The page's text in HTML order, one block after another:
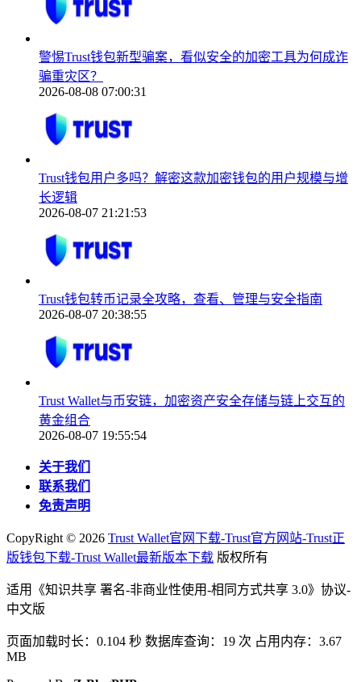
警惕Trust钱包新型骗案，看似安全的加密工具为何成诈
骗重灾区？
2026-08-08 07:00:31
Trust钱包用户多吗？解密这款加密钱包的用户规模与增
长逻辑
2026-08-07 21:21:53
Trust钱包转币记录全攻略，查看、管理与安全指南
2026-08-07 20:38:55
Trust Wallet与币安链，加密资产安全存储与链上交互的
黄金组合
2026-08-07 19:55:54
关于我们
联系我们
免责声明
CopyRight © 2026 Trust Wallet官网下载-Trust官方网站-Trust正
版钱包下载-Trust Wallet最新版本下载 版权所有
适用《知识共享 署名-非商业性使用-相同方式共享 3.0》协议-
中文版
页面加载时长：0.104 秒 数据库查询：19 次 占用内存：3.67
MB